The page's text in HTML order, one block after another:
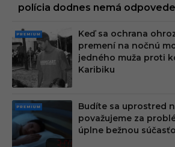
polícia dodnes nemá odpovede
PRE
MIU
M
Keď sa ochrana
premení na nočnú
jedného muža proti
Karibiku
PRE
MIU
M
Budíte sa uprostred
považujeme za
úplne bežnou